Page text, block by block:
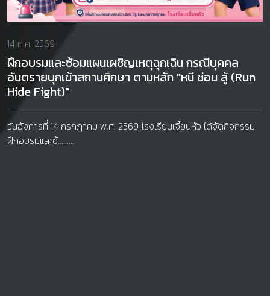
14 ก.ค. 2569
ฝึกอบรมและซ้อมแผนเผชิญเหตุฉุกเฉิน กรณีบุคคล
อันตรายบุกเข้าสถานศึกษา ตามหลัก "หนี ซ่อน สู้ (Run
Hide Fight)"
วันอังคารที่ 14 กรกฎาคม พ.ศ. 2569 โรงเรียนเจี้ยนหัว ได้จัดกิจกรรม
ฝึกอบรมและซ้.........